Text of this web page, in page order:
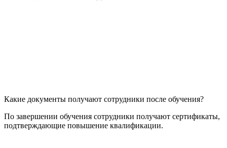
Какие документы получают сотрудники после обучения?
По завершении обучения сотрудники получают сертификаты,
подтверждающие повышение квалификации.